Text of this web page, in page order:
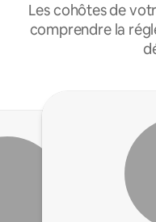
Les cohôtes de
comprendre la